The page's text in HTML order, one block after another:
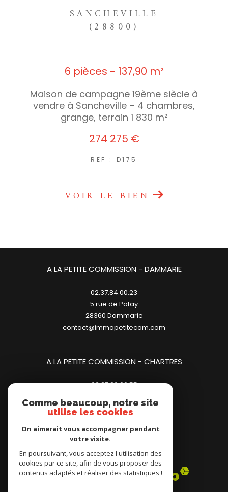
SANCHEVILLE
(28800)
6 pièces - 137,90 m²
Maison de campagne 19ème siècle à
vendre à Sancheville – 4 chambres,
grange, terrain 1 830 m²
274 275 €
REF : D175
VOIR LE BIEN
A LA PETITE COMMISSION - CHARTRES
02.37.20.00.55
28000 chartres
A LA PETITE COMMISSION - DAMMARIE
02.37.84.00.23
5 rue de Patay
28360
dammarie
contact@immopetitecom.com
Adhérents
Comme beaucoup, notre site
utilise les cookies
On aimerait vous accompagner pendant
votre visite.
En poursuivant, vous acceptez l'utilisation des
cookies par ce site, afin de vous proposer des
contenus adaptés et réaliser des statistiques !